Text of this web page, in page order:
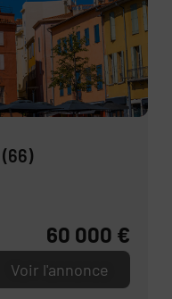
(66)
60 000 €
Voir l'annonce